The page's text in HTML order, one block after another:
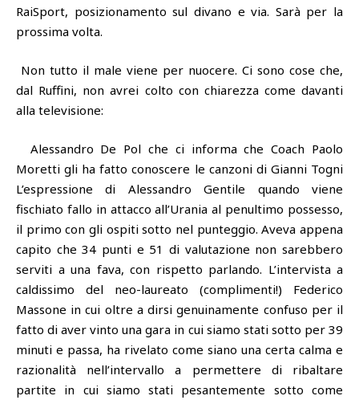
RaiSport, posizionamento sul divano e via. Sarà per la
prossima volta.
Non tutto il male viene per nuocere. Ci sono cose che,
dal Ruffini, non avrei colto con chiarezza come davanti
alla televisione:
Alessandro De Pol che ci informa che Coach Paolo
Moretti gli ha fatto conoscere le canzoni di Gianni Togni
L’espressione di Alessandro Gentile quando viene
fischiato fallo in attacco all’Urania al penultimo possesso,
il primo con gli ospiti sotto nel punteggio. Aveva appena
capito che 34 punti e 51 di valutazione non sarebbero
serviti a una fava, con rispetto parlando. L’intervista a
caldissimo del neo-laureato (complimenti!) Federico
Massone in cui oltre a dirsi genuinamente confuso per il
fatto di aver vinto una gara in cui siamo stati sotto per 39
minuti e passa, ha rivelato come siano una certa calma e
razionalità nell’intervallo a permettere di ribaltare
partite in cui siamo stati pesantemente sotto come